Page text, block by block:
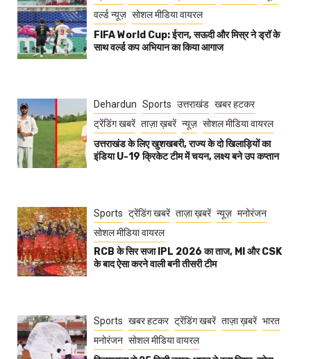
वर्ल्ड न्यूज़ सोशल मीडिया वायरल
FIFA World Cup: ईरान, सऊदी और मिस्र ने ड्रॉ के
साथ वर्ल्ड कप अभियान का किया आगाज
Dehardun Sports उत्तराखंड खबर हटकर
ट्रेंडिंग खबरें ताज़ा ख़बरें न्यूज़ सोशल मीडिया वायरल
उत्तराखंड के लिए खुशखबरी, राज्य के दो खिलाड़ियों का
इंडिया U-19 क्रिकेट टीम में चयन, लक्ष्य बने उप कप्तान
Sports ट्रेंडिंग खबरें ताज़ा ख़बरें न्यूज़ मनोरंजन
सोशल मीडिया वायरल
RCB के सिर सजा IPL 2026 का ताज, MI और CSK
के बाद ऐसा करने वाली बनी तीसरी टीम
Sports खबर हटकर ट्रेंडिंग खबरें ताज़ा ख़बरें भारत
मनोरंजन सोशल मीडिया वायरल